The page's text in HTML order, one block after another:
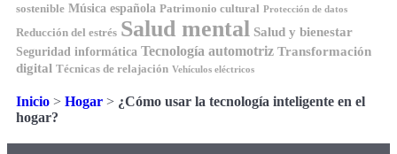
sostenible Música española Patrimonio cultural Protección de datos
Reducción del estrés Salud mental Salud y bienestar
Seguridad informática Tecnología automotriz Transformación
digital Técnicas de relajación Vehículos eléctricos
Inicio > Hogar > ¿Cómo usar la tecnología inteligente en el
hogar?